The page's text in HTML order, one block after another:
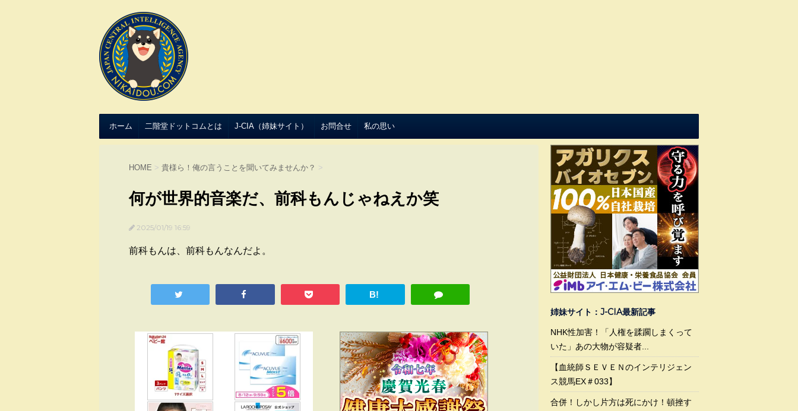
ホーム 二階堂ドットコムとは J-CIA（姉妹サイト） お問合せ 私の思い
HOME > 貴様ら！俺の言うことを聞いてみませんか？ >
何が世界的音楽だ、前科もんじゃねえか笑
2025/01/19 16:59
前科もんは、前科もんなんだよ。
B!
姉妹サイト：J-CIA最新記事
NHK性加害！「人権を蹂躙しまくって
いた」あの大物が容疑者...
【血統師ＳＥＶＥＮのインテリジェン
ス競馬EX＃033】
合併！しかし片方は死にかけ！頓挫す